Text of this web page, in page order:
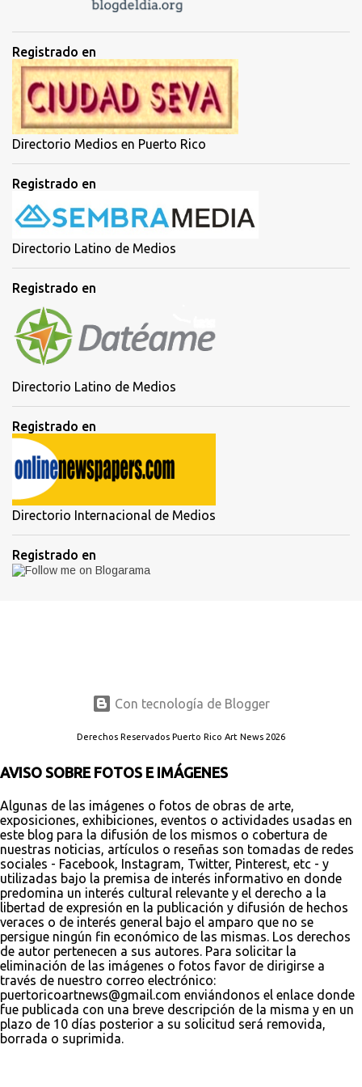
a
r
i
o
Registrado en
Directorio Medios en Puerto Rico
Registrado en
Directorio Latino de Medios
Registrado en
Directorio Latino de Medios
Registrado en
Directorio Internacional de Medios
Registrado en
Con tecnología de Blogger
Derechos Reservados Puerto Rico Art News 2026
AVISO SOBRE FOTOS E IMÁGENES
Algunas de las imágenes o fotos de obras de arte,
exposiciones, exhibiciones, eventos o actividades usadas en
este blog para la difusión de los mismos o cobertura de
nuestras noticias, artículos o reseñas son tomadas de redes
sociales - Facebook, Instagram, Twitter, Pinterest, etc - y
utilizadas bajo la premisa de interés informativo en donde
predomina un interés cultural relevante y el derecho a la
libertad de expresión en la publicación y difusión de hechos
veraces o de interés general bajo el amparo que no se
persigue ningún fin económico de las mismas. Los derechos
de autor pertenecen a sus autores. Para solicitar la
eliminación de las imágenes o fotos favor de dirigirse a
través de nuestro correo electrónico:
puertoricoartnews@gmail.com enviándonos el enlace donde
fue publicada con una breve descripción de la misma y en un
plazo de 10 días posterior a su solicitud será removida,
borrada o suprimida.